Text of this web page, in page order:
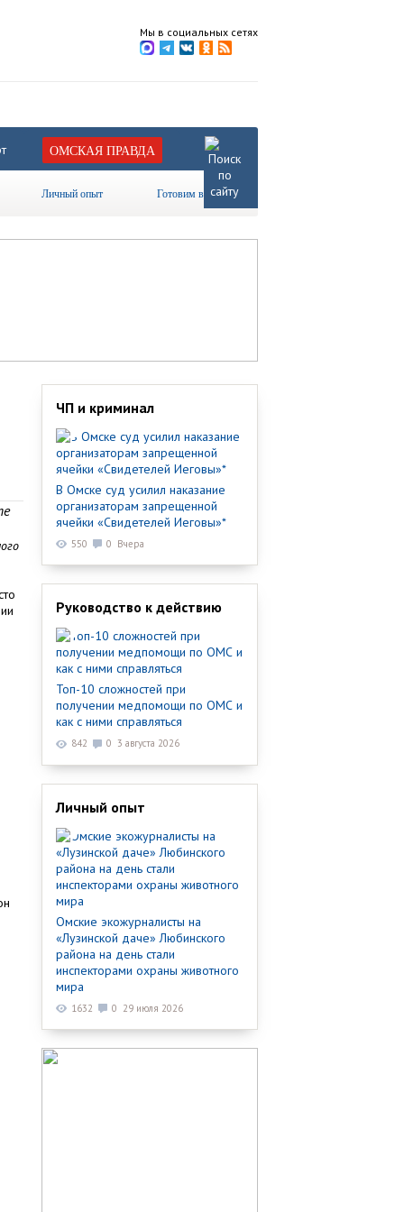
Мы в социальных сетях
ОМСКАЯ ПРАВДА
Личный опыт Готовим вместе
ЧП и криминал
В Омске суд усилил наказание
организаторам запрещенной
ячейки «Свидетелей Иеговы»*
550 0 Вчера
Руководство к действию
Топ-10 сложностей при
получении медпомощи по ОМС и
как с ними справляться
842 0 3 августа 2026
Личный опыт
Омские экожурналисты на
«Лузинской даче» Любинского
района на день стали
инспекторами охраны животного
мира
1632 0 29 июля 2026